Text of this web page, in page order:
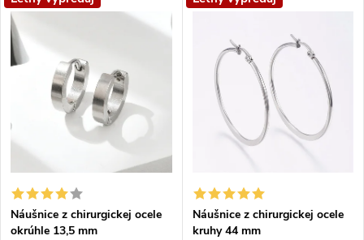
u
k
t
o
v
u
k
o
v
Náušnice z chirurgickej ocele
okrúhle 13,5 mm
Náušnice z chirurgickej ocele
kruhy 44 mm